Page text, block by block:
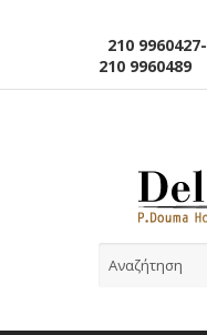
210 9960427-
210 9960489